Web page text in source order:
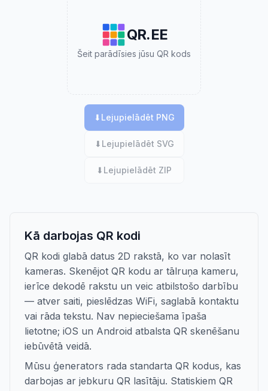
QR.EE
Šeit parādīsies jūsu QR kods
⬇ Lejupielādēt PNG
⬇ Lejupielādēt SVG
⬇ Lejupielādēt ZIP
Kā darbojas QR kodi
QR kodi glabā datus 2D rakstā, ko var nolasīt
kameras. Skenējot QR kodu ar tālruņa kameru,
ierīce dekodē rakstu un veic atbilstošo darbību
— atver saiti, pieslēdzas WiFi, saglabā kontaktu
vai rāda tekstu. Nav nepieciešama īpaša
lietotne; iOS un Android atbalsta QR skenēšanu
iebūvētā veidā.
Mūsu ģenerators rada standarta QR kodus, kas
darbojas ar jebkuru QR lasītāju. Statiskiem QR